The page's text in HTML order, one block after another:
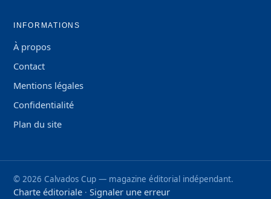
INFORMATIONS
À propos
Contact
Mentions légales
Confidentialité
Plan du site
© 2026 Calvados Cup — magazine éditorial indépendant.
Charte éditoriale · Signaler une erreur